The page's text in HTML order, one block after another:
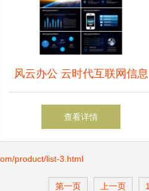
风云办公 云时代互联网信息
科技安全PPT模板下载与产品
查看详情
product/list-3.html
第一页 上一页 1